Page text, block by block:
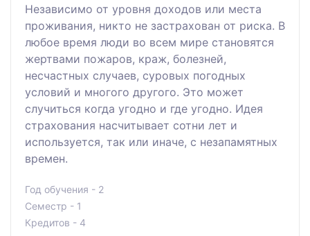
Независимо от уровня доходов или места
проживания, никто не застрахован от риска. В
любое время люди во всем мире становятся
жертвами пожаров, краж, болезней,
несчастных случаев, суровых погодных
условий и многого другого. Это может
случиться когда угодно и где угодно. Идея
страхования насчитывает сотни лет и
используется, так или иначе, с незапамятных
времен.
Год обучения - 2
Семестр - 1
Кредитов - 4